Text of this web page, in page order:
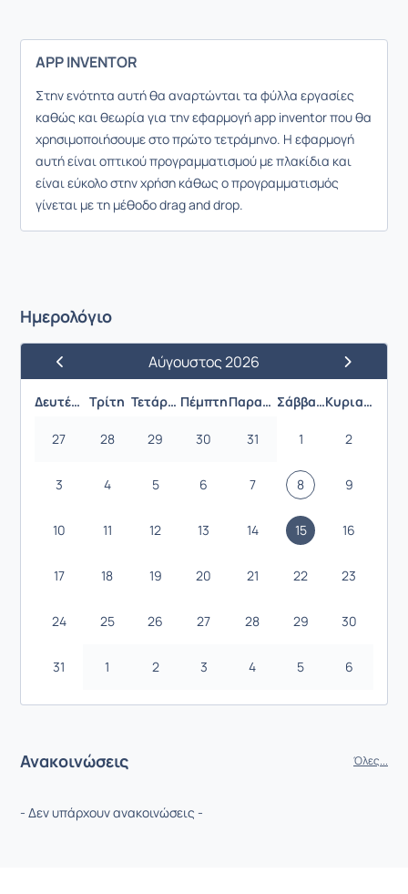
APP INVENTOR
Στην ενότητα αυτή θα αναρτώνται τα φύλλα εργασίες
καθώς και θεωρία για την εφαρμογή app inventor που θα
χρησιμοποιήσουμε στο πρώτο τετράμηνο. Η εφαρμογή
αυτή είναι οπτικού προγραμματισμού με πλακίδια και
είναι εύκολο στην χρήση κάθως ο προγραμματισμός
γίνεται με τη μέθοδο drag and drop.
Ημερολόγιο
Προηγούμενος ΜήναςΑύγουστος 2026
Επόμενος
Δευτέρα Τρίτη Τετάρτη Πέμπτη Παρασκευή Σάββατο Κυριακή
27 28 29 30 31 1 2
3 4 5 6 7 8 9
10 11 12 13 14 15 16
17 18 19 20 21 22 23
24 25 26 27 28 29 30
31 1 2 3 4 5 6
Ανακοινώσεις Όλες...
- Δεν υπάρχουν ανακοινώσεις -